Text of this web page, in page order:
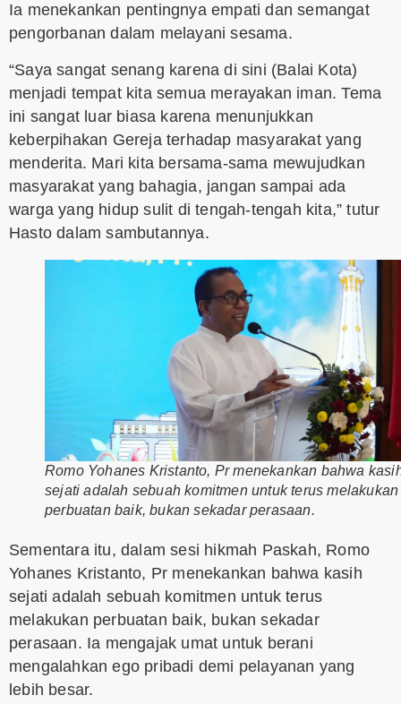
Ia menekankan pentingnya empati dan semangat
pengorbanan dalam melayani sesama.
“Saya sangat senang karena di sini (Balai Kota)
menjadi tempat kita semua merayakan iman. Tema
ini sangat luar biasa karena menunjukkan
keberpihakan Gereja terhadap masyarakat yang
menderita. Mari kita bersama-sama mewujudkan
masyarakat yang bahagia, jangan sampai ada
warga yang hidup sulit di tengah-tengah kita,” tutur
Hasto dalam sambutannya.
Romo Yohanes Kristanto, Pr menekankan bahwa
sejati adalah sebuah komitmen untuk terus melakukan
perbuatan baik, bukan sekadar perasaan.
Sementara itu, dalam sesi hikmah Paskah, Romo
Yohanes Kristanto, Pr menekankan bahwa kasih
sejati adalah sebuah komitmen untuk terus
melakukan perbuatan baik, bukan sekadar
perasaan. Ia mengajak umat untuk berani
mengalahkan ego pribadi demi pelayanan yang
lebih besar.